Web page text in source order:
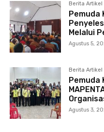
Berita Artikel
Pemuda
Melalui
Agustus 5,
Berita Artikel
Pemuda
Agustus 3,